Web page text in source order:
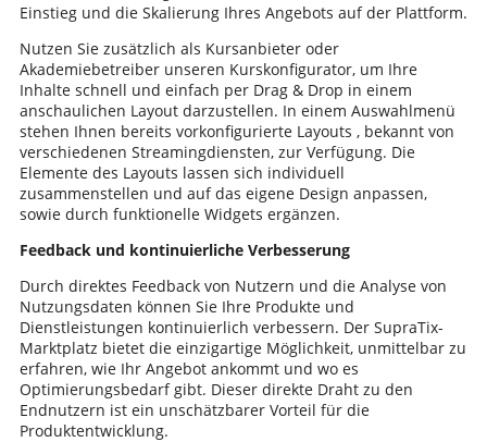
Einstieg und die Skalierung Ihres Angebots auf der Plattform.
Nutzen Sie zusätzlich als Kursanbieter oder
Akademiebetreiber unseren Kurskonfigurator, um Ihre
Inhalte schnell und einfach per Drag & Drop in einem
anschaulichen Layout darzustellen. In einem Auswahlmenü
stehen Ihnen bereits vorkonfigurierte Layouts , bekannt von
verschiedenen Streamingdiensten, zur Verfügung. Die
Elemente des Layouts lassen sich individuell
zusammenstellen und auf das eigene Design anpassen,
sowie durch funktionelle Widgets ergänzen.
Feedback und kontinuierliche Verbesserung
Durch direktes Feedback von Nutzern und die Analyse von
Nutzungsdaten können Sie Ihre Produkte und
Dienstleistungen kontinuierlich verbessern. Der SupraTix-
Marktplatz bietet die einzigartige Möglichkeit, unmittelbar zu
erfahren, wie Ihr Angebot ankommt und wo es
Optimierungsbedarf gibt. Dieser direkte Draht zu den
Endnutzern ist ein unschätzbarer Vorteil für die
Produktentwicklung.